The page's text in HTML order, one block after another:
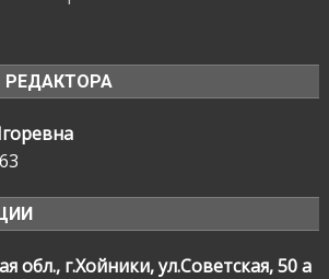
РЕДАКТОРА
обл., г.Хойники, ул.Советская, 50 а